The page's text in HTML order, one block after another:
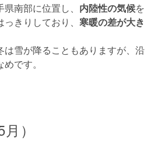
南部に位置し、 内陸性の気候を
きりしており、 寒暖の差が大き
は雪が降ることもありますが、沿
です。
）